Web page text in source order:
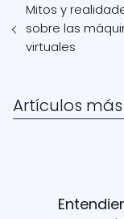
Mitos y
sobre las
virtuales
Artículos más